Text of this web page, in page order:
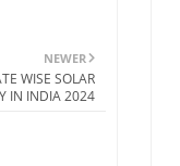
NEWER
WISE SOLAR
IN INDIA 2024